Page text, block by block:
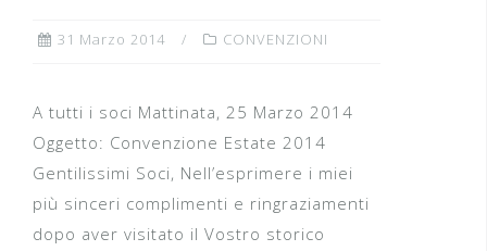
31 Marzo 2014 CONVENZIONI
A tutti i soci Mattinata, 25 Marzo 2014
Oggetto: Convenzione Estate 2014
Gentilissimi Soci, Nell’esprimere i miei
più sinceri complimenti e ringraziamenti
dopo aver visitato il Vostro storico